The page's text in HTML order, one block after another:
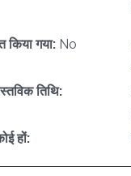
किया गया: No
तिथि:
हों: